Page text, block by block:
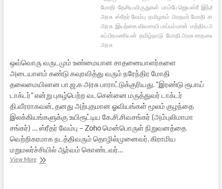
மோதி தேசிய விருதுகள் பாம்பே ஜெயஸ்ரீ இந்திய
அரசு ஸ்ரீதர் வேம்பு தமிழகம் பிரதமர் மோதி
அரசு இயற்கை விவசாயி பாப்பம்மாள் மத்திய அரசு
சுப்பிரமணியன் தமிழ்நாடு மோதி அரசு
அரசு
ஒவ்வொரு வருடமும் உண்மையான சாதனையாளர்களை
அடையாளம் கண்டு கவுரவித்து வரும் நரேந்திர மோதி
தலைமையிலான பா.ஜ.க அரசு பாராட்டுக்குரியது. “இரண்டு ரூபாய்
டாக்டர்” என்று புகழ்பெற்ற வடசென்னை மருத்துவர் டாக்டர்
தி.வீரராகவன், தனது அற்புதமான ஓவியங்கள் மூலம் குழந்தை
இலக்கியங்களுக்கு உயிரூட்டிய கே.சி.சிவசங்கர் (அம்புலிமாமா
சங்கர்) … ஸ்ரீதர் வேம்பு – Zoho மென்பொருள் நிறுவனத்தை
வெற்றிகரமாக நடத்திவரும் தொழில்முனைவர். கிராமிய
மறுமலர்ச்சியில் ஆர்வம் கொண்டவர்…
View Moreபத்ம